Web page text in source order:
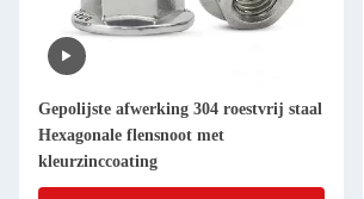
Gepolijste afwerking 304 roestvrij staal
Hexagonale flensnoot met
kleurzinccoating